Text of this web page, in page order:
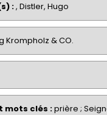
:, Distler, Hugo
Krompholz & CO.
mots clés :prière ;